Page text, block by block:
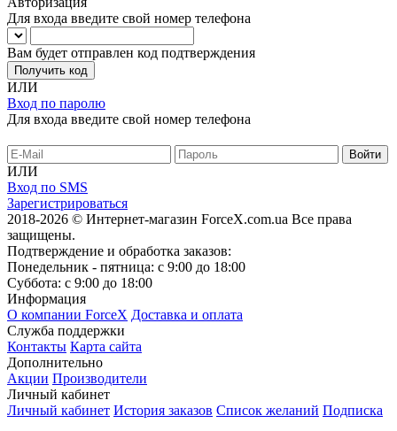
Для входа введите свой номер телефона
Вам будет отправлен код подтверждения
Получить код
ИЛИ
Вход по паролю
Для входа введите свой номер телефона
ИЛИ
Вход по SMS
Зарегистрироваться
2018-2026 © Интернет-магазин ForceX.com.ua Все права
защищены.
Подтверждение и обработка заказов:
Понедельник - пятница: с 9:00 до 18:00
Суббота: с 9:00 до 18:00
Информация
О компании ForceX Доставка и оплата
Служба поддержки
Контакты Карта сайта
Дополнительно
Акции Производители
Личный кабинет
Личный кабинет История заказов Список желаний Подписка